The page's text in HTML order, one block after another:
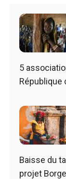
5
République
Baisse du
projet